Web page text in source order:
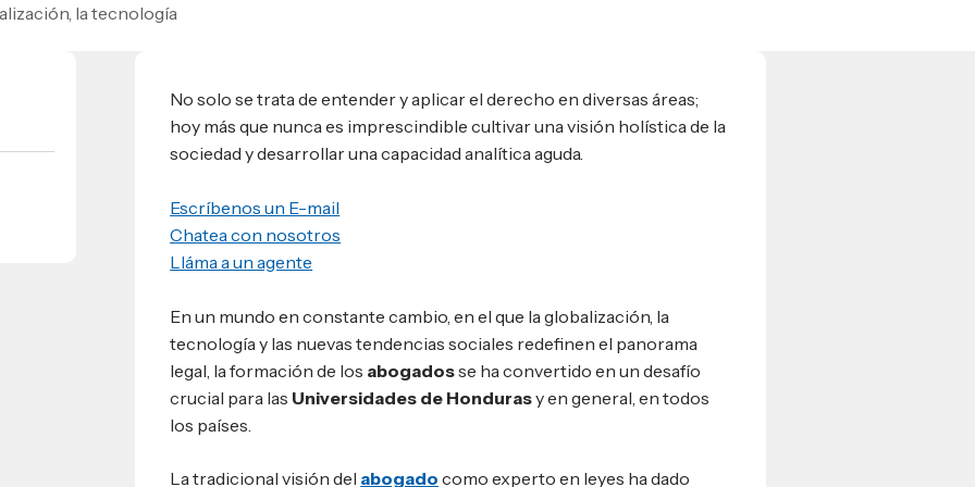
Honduras, C.A.
la tecnología
No solo se trata de entender y aplicar el derecho en diversas áreas;
hoy más que nunca es imprescindible cultivar una visión holística de la
sociedad y desarrollar una capacidad analítica aguda.
Escríbenos un E-mail
Chatea con nosotros
Lláma a un agente
En un mundo en constante cambio, en el que la globalización, la
tecnología y las nuevas tendencias sociales redefinen el panorama
legal, la formación de los abogadosse ha convertido en un desafío
crucial para las Universidades de Hondurasy en general, en todos
los países.
La tradicional visión del abogado como experto en leyes ha dado